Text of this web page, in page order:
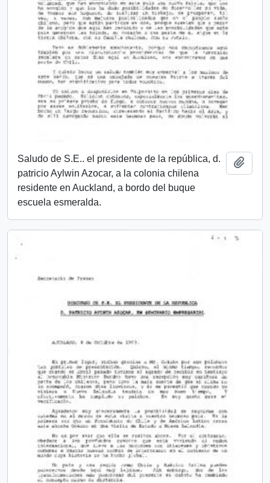
Saludo de S.E.. el presidente de la república, d.
patricio Aylwin Azocar, a la colonia chilena
residente en Auckland, a bordo del buque
escuela esmeralda.